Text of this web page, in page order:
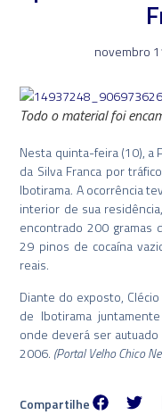
novembro
Todo o material foi
Nesta quinta-feira (10), a
da Silva Franca por
Ibotirama. A ocorrência
interior de sua
encontrado 200 gramas
29 pinos de cocaína
reais.
Diante do exposto,
de Ibotirama
onde deverá ser autuado
2006. (Portal Velho Chico
Compartilhe